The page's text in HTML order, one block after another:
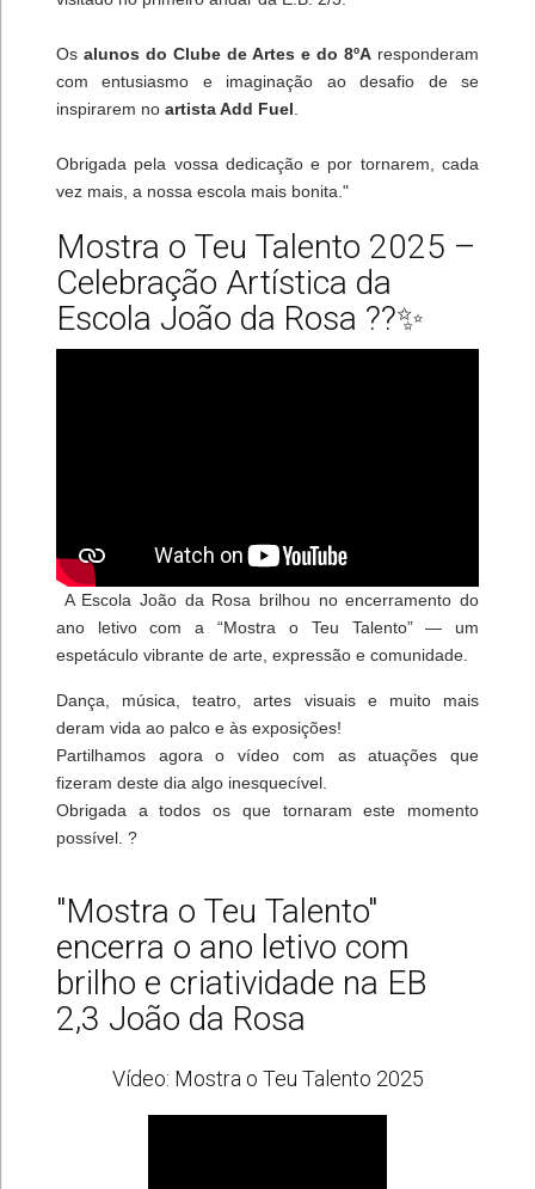
Os alunos do Clube de Artes e do 8ºA responderam
com entusiasmo e imaginação ao desafio de se
inspirarem no artista Add Fuel
Obrigada pela vossa dedicação e por tornarem, cada
vez mais, a nossa escola mais bonita."
Mostra o Teu Talento 2025 –
Celebração Artística da
Escola João da Rosa ??✨
A Escola João da Rosa brilhou no encerramento do
ano letivo com a “Mostra o Teu Talento” — um
espetáculo vibrante de arte, expressão e comunidade.
Dança, música, teatro, artes visuais e muito mais
deram vida ao palco e às exposições!
Partilhamos agora o vídeo com as atuações que
fizeram deste dia algo inesquecível.
Obrigada a todos os que tornaram este momento
possível. ?
"Mostra o Teu Talento"
encerra o ano letivo com
brilho e criatividade na EB
2,3 João da Rosa
Vídeo: Mostra o Teu Talento 2025